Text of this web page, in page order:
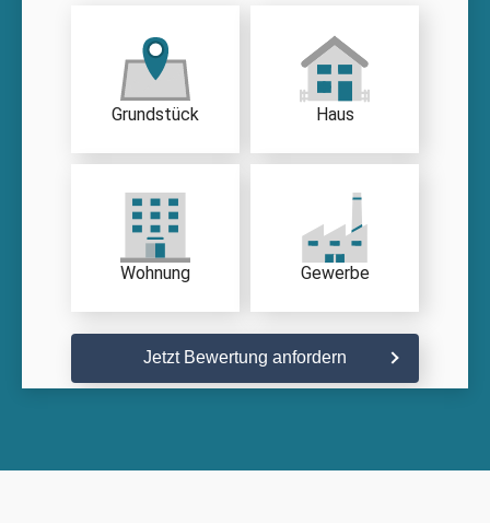
Grundstück Haus
Wohnung Gewerbe
Jetzt Bewertung anfordern